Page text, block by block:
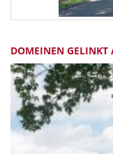
DOMEINEN